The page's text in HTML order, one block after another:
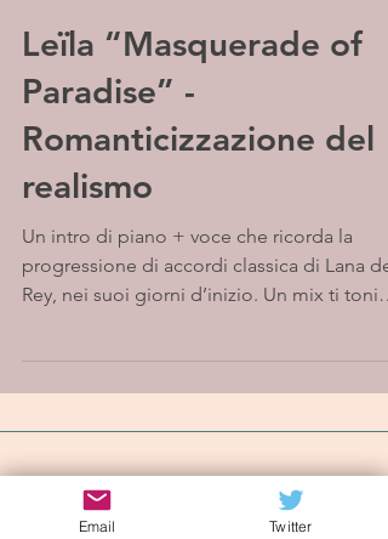
Leïla “Masquerade of
Paradise” -
Romanticizzazione del
realismo
Un intro di piano + voce che ricorda la
progressione di accordi classica di Lana del
Rey, nei suoi giorni d’inizio. Un mix ti toni
Iscriviti alla mailing list
Email Twitter